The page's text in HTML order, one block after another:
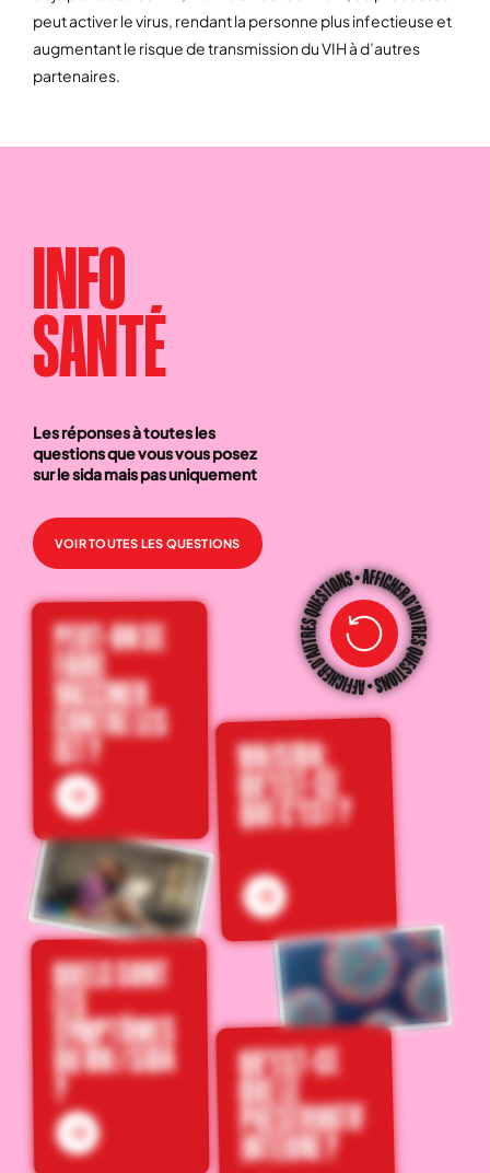
peut activer le virus, rendant la personne plus infectieuse et
augmentant le risque de transmission du VIH à d’autres
partenaires.
INFO
SANTÉ
Les réponses à toutes les
questions que vous vous posez
sur le sida mais pas uniquement
VOIR TOUTES LES QUESTIONS
PEUT-ON SE
FAIRE
VACCINER
CONTRE LES
IST ? VIH/SIDA:
QU'EST-CE
QUE C'EST ?
QUELS SONT
LES
SYMPTÔMES
DU VIH / SIDA
?
QU'EST-CE
QUE LE
PRÉSERVATIF
INTERNE ?